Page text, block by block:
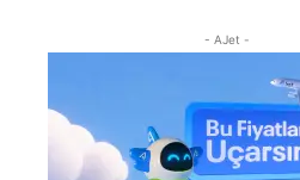
- AJet -